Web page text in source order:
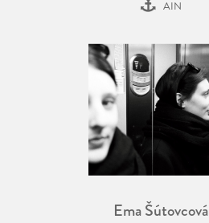
AIN
Ema Šútovcová